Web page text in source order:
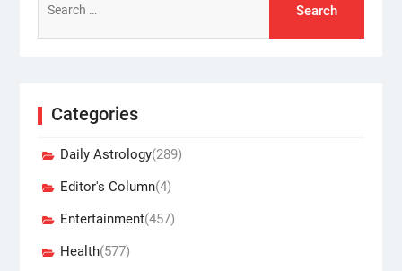
for:
Categories
Daily Astrology(289)
Editor's Column(4)
Entertainment(457)
Health(577)